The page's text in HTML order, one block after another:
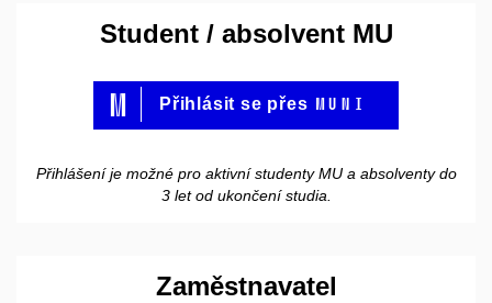
Student / absolvent MU
Přihlásit se přes MUNI
Přihlášení je možné pro aktivní studenty MU a absolventy do
3 let od ukončení studia.
Zaměstnavatel